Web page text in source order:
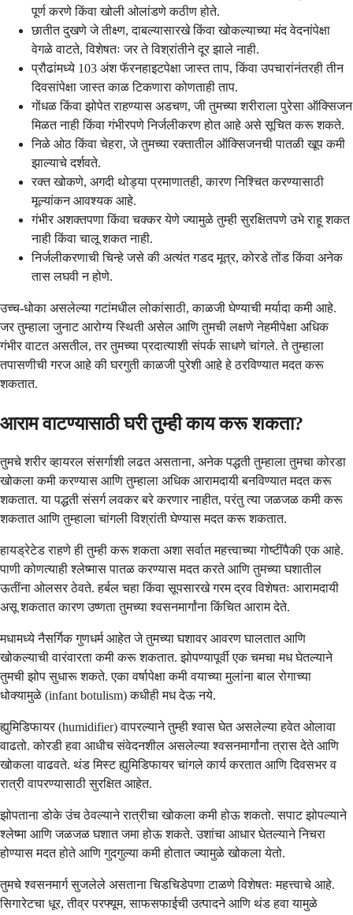
पूर्ण करणे किंवा खोली ओलांडणे कठीण होते.
छातीत दुखणे जे तीक्ष्ण, दाबल्यासारखे किंवा खोकल्याच्या मंद वेदनांपेक्षा
वेगळे वाटते, विशेषतः जर ते विश्रांतीने दूर झाले नाही.
प्रौढांमध्ये 103 अंश फॅरनहाइटपेक्षा जास्त ताप, किंवा उपचारांनंतरही तीन
दिवसांपेक्षा जास्त काळ टिकणारा कोणताही ताप.
गोंधळ किंवा झोपेत राहण्यास अडचण, जी तुमच्या शरीराला पुरेसा ऑक्सिजन
मिळत नाही किंवा गंभीरपणे निर्जलीकरण होत आहे असे सूचित करू शकते.
निळे ओठ किंवा चेहरा, जे तुमच्या रक्तातील ऑक्सिजनची पातळी खूप कमी
झाल्याचे दर्शवते.
रक्त खोकणे, अगदी थोड्या प्रमाणातही, कारण निश्चित करण्यासाठी
मूल्यांकन आवश्यक आहे.
गंभीर अशक्तपणा किंवा चक्कर येणे ज्यामुळे तुम्ही सुरक्षितपणे उभे राहू शकत
नाही किंवा चालू शकत नाही.
निर्जलीकरणाची चिन्हे जसे की अत्यंत गडद मूत्र, कोरडे तोंड किंवा अनेक
तास लघवी न होणे.
उच्च-धोका असलेल्या गटांमधील लोकांसाठी, काळजी घेण्याची मर्यादा कमी आहे.
जर तुम्हाला जुनाट आरोग्य स्थिती असेल आणि तुमची लक्षणे नेहमीपेक्षा अधिक
गंभीर वाटत असतील, तर तुमच्या प्रदात्याशी संपर्क साधणे चांगले. ते तुम्हाला
तपासणीची गरज आहे की घरगुती काळजी पुरेशी आहे हे ठरविण्यात मदत करू
शकतात.
आराम वाटण्यासाठी घरी तुम्ही काय करू शकता?
तुमचे शरीर व्हायरल संसर्गाशी लढत असताना, अनेक पद्धती तुम्हाला तुमचा कोरडा
खोकला कमी करण्यास आणि तुम्हाला अधिक आरामदायी बनविण्यात मदत करू
शकतात. या पद्धती संसर्ग लवकर बरे करणार नाहीत, परंतु त्या जळजळ कमी करू
शकतात आणि तुम्हाला चांगली विश्रांती घेण्यास मदत करू शकतात.
हायड्रेटेड राहणे ही तुम्ही करू शकता अशा सर्वात महत्त्वाच्या गोष्टींपैकी एक आहे.
पाणी कोणत्याही श्लेष्मास पातळ करण्यास मदत करते आणि तुमच्या घशातील
ऊतींना ओलसर ठेवते. हर्बल चहा किंवा सूपसारखे गरम द्रव विशेषतः आरामदायी
असू शकतात कारण उष्णता तुमच्या श्वसनमार्गांना किंचित आराम देते.
मधामध्ये नैसर्गिक गुणधर्म आहेत जे तुमच्या घशावर आवरण घालतात आणि
खोकल्याची वारंवारता कमी करू शकतात. झोपण्यापूर्वी एक चमचा मध घेतल्याने
तुमची झोप सुधारू शकते. एका वर्षापेक्षा कमी वयाच्या मुलांना बाल रोगाच्या
धोक्यामुळे (infant botulism) कधीही मध देऊ नये.
ह्युमिडिफायर (humidifier) वापरल्याने तुम्ही श्वास घेत असलेल्या हवेत ओलावा
वाढतो. कोरडी हवा आधीच संवेदनशील असलेल्या श्वसनमार्गांना त्रास देते आणि
खोकला वाढवते. थंड मिस्ट ह्युमिडिफायर चांगले कार्य करतात आणि दिवसभर व
रात्री वापरण्यासाठी सुरक्षित आहेत.
झोपताना डोके उंच ठेवल्याने रात्रीचा खोकला कमी होऊ शकतो. सपाट झोपल्याने
श्लेष्मा आणि जळजळ घशात जमा होऊ शकते. उशांचा आधार घेतल्याने निचरा
होण्यास मदत होते आणि गुदगुल्या कमी होतात ज्यामुळे खोकला येतो.
तुमचे श्वसनमार्ग सुजलेले असताना चिडचिडेपणा टाळणे विशेषतः महत्त्वाचे आहे.
सिगारेटचा धूर, तीव्र परफ्यूम, साफसफाईची उत्पादने आणि थंड हवा यामुळे